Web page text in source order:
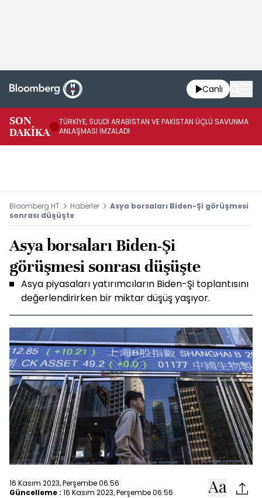
Canlı
SON
DAKİKA
TÜRKİYE, SUUDİ ARABİSTAN VE PAKİSTAN ÜÇLÜ SAVUNMA
ANLAŞMASI İMZALADI
Bloomberg HT Haberler
Asya borsaları Biden-Şi görüşmesi
sonrası düşüşte
Asya borsaları Biden-Şi
görüşmesi sonrası düşüşte
Asya piyasaları yatırımcıların Biden-Şi toplantısını
değerlendirirken bir miktar düşüş yaşıyor.
16 Kasım 2023, Perşembe 06:56
Güncelleme : 16 Kasım 2023, Perşembe 06:56